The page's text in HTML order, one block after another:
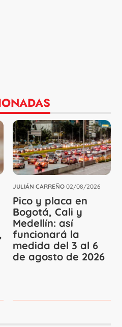
JULIÁN CARREÑO 02/08/2026
Pico y placa en
Bogotá, Cali y
Medellín: así
funcionará la
medida del 3 al 6
de agosto de 2026